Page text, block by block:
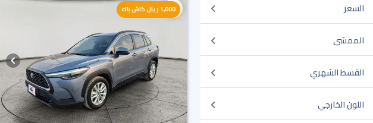
السعر
الممشى
القسط الشهري
اللون الخارجي
1,000 ريال كاش باك